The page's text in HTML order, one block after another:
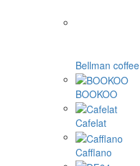
Bellman coffee
BOOKOO
Cafelat
Cafflano